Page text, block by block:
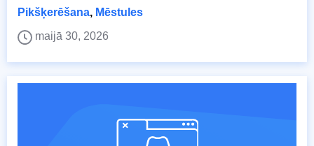
Pikšķerēšana, Mēstules
maijā 30, 2026